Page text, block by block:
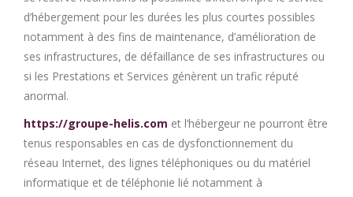
d’hébergement pour les durées les plus courtes possibles
notamment à des fins de maintenance, d’amélioration de
ses infrastructures, de défaillance de ses infrastructures ou
si les Prestations et Services génèrent un trafic réputé
anormal.
https://groupe-helis.com et l’hébergeur ne pourront être
tenus responsables en cas de dysfonctionnement du
réseau Internet, des lignes téléphoniques ou du matériel
informatique et de téléphonie lié notamment à